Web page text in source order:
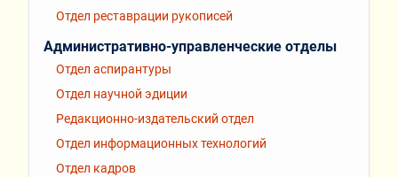
Отдел реставрации рукописей
Административно-управленческие отделы
Отдел аспирантуры
Отдел научной эдиции
Редакционно-издательский отдел
Отдел информационных технологий
Отдел кадров